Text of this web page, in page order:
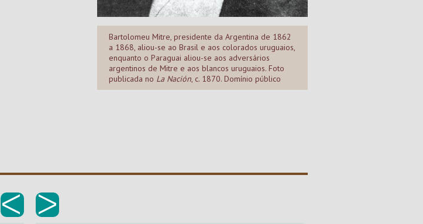
Bartolomeu Mitre, presidente da Argentina de 1862
a 1868, aliou-se ao Brasil e aos colorados uruguaios,
enquanto o Paraguai aliou-se aos adversários
argentinos de Mitre e aos blancos uruguaios. Foto
publicada no La Nación, c. 1870. Domínio público
< >